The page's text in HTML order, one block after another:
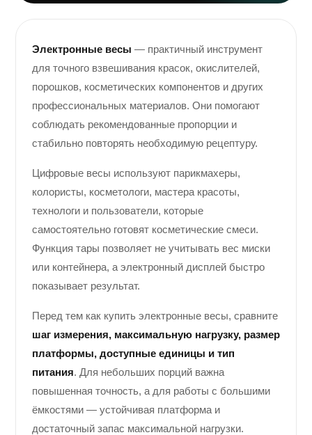
Электронные весы — практичный инструмент
для точного взвешивания красок, окислителей,
порошков, косметических компонентов и других
профессиональных материалов. Они помогают
соблюдать рекомендованные пропорции и
стабильно повторять необходимую рецептуру.
Цифровые весы используют парикмахеры,
колористы, косметологи, мастера красоты,
технологи и пользователи, которые
самостоятельно готовят косметические смеси.
Функция тары позволяет не учитывать вес миски
или контейнера, а электронный дисплей быстро
показывает результат.
Перед тем как купить электронные весы, сравните
шаг измерения, максимальную нагрузку, размер
платформы, доступные единицы и тип
питания. Для небольших порций важна
повышенная точность, а для работы с большими
ёмкостями — устойчивая платформа и
достаточный запас максимальной нагрузки.